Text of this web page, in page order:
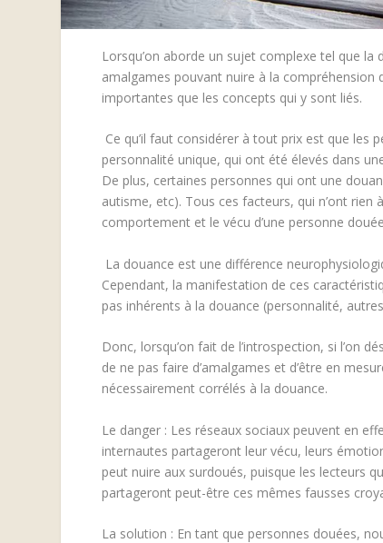
Lorsqu’on aborde un sujet complexe tel que la
amalgames pouvant nuire à la compréhension
importantes que les concepts qui y sont liés.
Ce qu’il faut considérer à tout prix est que
personnalité unique, qui ont été élevés dans
De plus, certaines personnes qui ont une
autisme, etc). Tous ces facteurs, qui n’ont
comportement et le vécu d’une personne
La douance est une différence
Cependant, la manifestation de ces
pas inhérents à la douance (personnalité,
Donc, lorsqu’on fait de l’introspection, si l’on
de ne pas faire d’amalgames et d’être en
nécessairement corrélés à la douance.
Le danger : Les réseaux sociaux peuvent en
internautes partageront leur vécu, leurs
peut nuire aux surdoués, puisque les lecteurs
partageront peut-être ces mêmes fausses
La solution : En tant que personnes douées,